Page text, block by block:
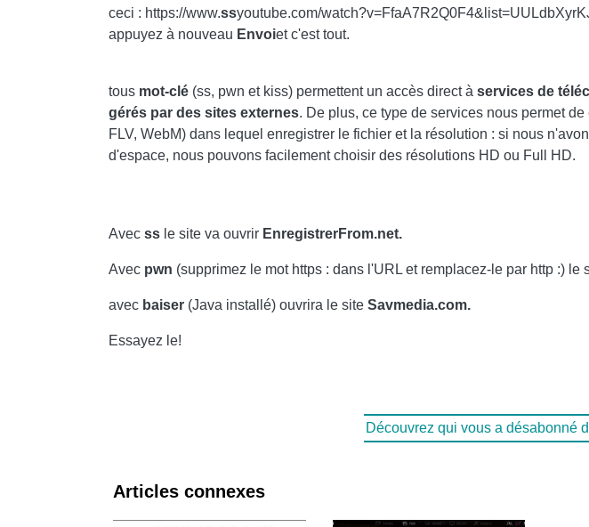
ceci : https://www.ssyoutube.com/
appuyez à nouveau Envoiet c'est tout.
tous mot-clé (ss, pwn et kiss) permettent un accès direct à services de
gérés par des sites externes. De plus, ce type de services nous permet
FLV, WebM) dans lequel enregistrer le fichier et la résolution : si nous
d'espace, nous pouvons facilement choisir des résolutions HD ou Full HD.
Avec ss le site va ouvrir EnregistrerFrom.net.
Avec pwn (supprimez le mot https : dans l'URL et remplacez-le par http :) le
avec baiser (Java installé) ouvrira le site Savmedia.com.
Essayez le!
Découvrez qui vous a désabonné
Articles connexes